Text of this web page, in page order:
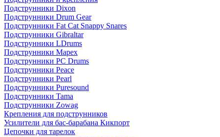
Подструнники Dixon
Подструнники Drum Gear
Подструнники Fat Cat Snappy Snares
Подструнники Gibraltar
Подструнники LDrums
Подструнники Mapex
Подструнники PC Drums
Подструнники Peace
Подструнники Pearl
Подструнники Puresound
Подструнники Tama
Подструнники Zowag
Крепления для подструнников
Усилители для бас-барабана Кикпорт
Цепочки для тарелок